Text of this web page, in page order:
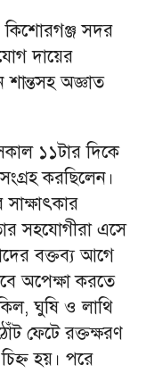
কিশোরগঞ্জ সদর
দায়ের
অজ্ঞাত
১১টার দিকে
করছিলেন।
সহযোগীরা এসে
বক্তব্য আগে
অপেক্ষা করতে
ঘুষি ও লাথি
ফেটে রক্তক্ষরণ
হয়। পরে